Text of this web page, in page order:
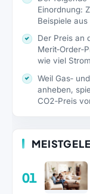
Einordnung:
Beispiele
Der Preis an
wie viel
Weil Gas‑
anheben,
CO2‑Preis
01